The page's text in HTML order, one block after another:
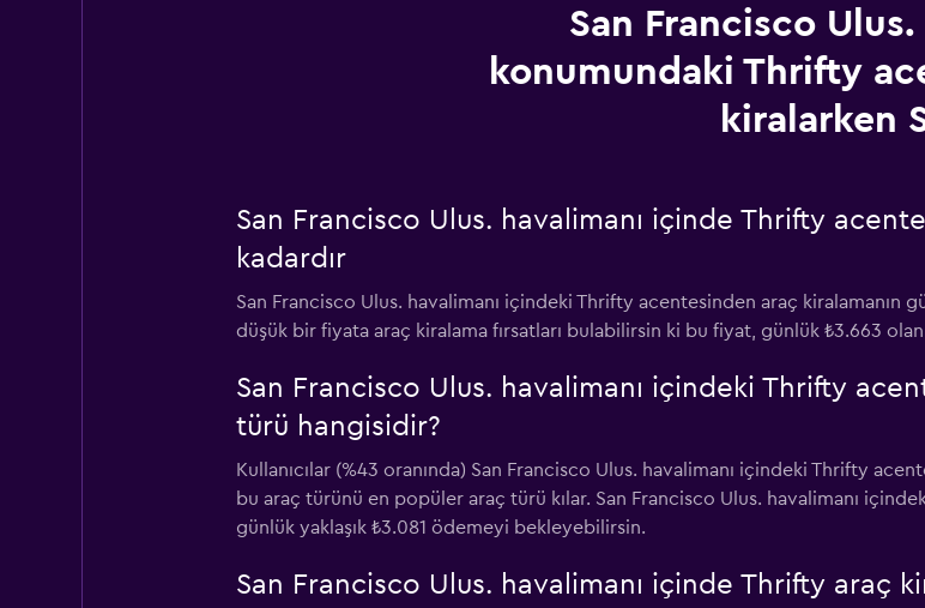
San Francisco Ulus.
konumundaki Thrifty
kiralarken
San Francisco Ulus. havalimanı içinde Thrifty
kadardır
San Francisco Ulus. havalimanı içindeki Thrifty acentesinden araç kiralamanın
düşük bir fiyata araç kiralama fırsatları bulabilirsin ki bu fiyat, günlük ₺3.663
San Francisco Ulus. havalimanı içindeki Thrifty
türü hangisidir?
Kullanıcılar (%43 oranında) San Francisco Ulus. havalimanı içindeki Thrifty
bu araç türünü en popüler araç türü kılar. San Francisco Ulus. havalimanı
günlük yaklaşık ₺3.081 ödemeyi bekleyebilirsin.
San Francisco Ulus. havalimanı içinde Thrifty araç